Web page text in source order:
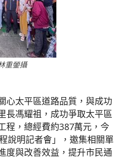
重鎣攝
心太平區道路品質，與成功
長馮耀祖，成功爭取太平區
程，總經費約387萬元，今
說明記者會」，邀集相關單
度與改善效益，提升市民通